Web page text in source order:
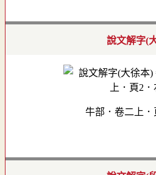
說文解字(
牛部．卷二上．